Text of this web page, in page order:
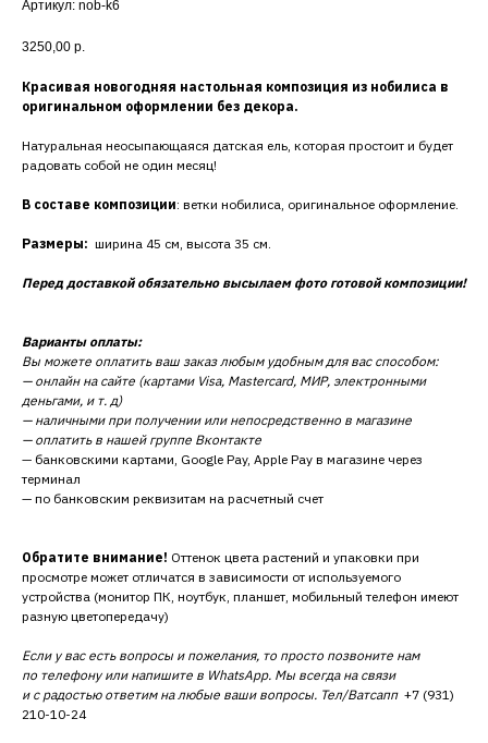
Артикул: nob-k6
3250,00 р.
Красивая новогодняя настольная композиция из нобилиса в
оригинальном оформлении без декора.
Натуральная неосыпающаяся датская ель, которая простоит и будет
радовать собой не один месяц!
В составе композиции: ветки нобилиса, оригинальное оформление.
Размеры: ширина 45 см, высота 35 см.
Перед доставкой обязательно высылаем фото готовой композиции!
Варианты оплаты:
Вы можете оплатить ваш заказ любым удобным для вас способом:
— онлайн на сайте (картами Visa, Mastercard, МИР, электронными
деньгами, и т. д)
— наличными при получении или непосредственно в магазине
— оплатить в нашей группе Вконтакте
— банковскими картами, Google Pay, Apple Pay в магазине через
терминал
— по банковским реквизитам на расчетный счет
Обратите внимание! Оттенок цвета растений и упаковки при
просмотре может отличатся в зависимости от используемого
устройства (монитор ПК, ноутбук, планшет, мобильный телефон имеют
разную цветопередачу)
Если у вас есть вопросы и пожелания, то просто позвоните нам
по телефону или напишите в WhatsApp. Мы всегда на связи
и с радостью ответим на любые ваши вопросы. Тел/Ватсапп +7 (931)
210-10-24